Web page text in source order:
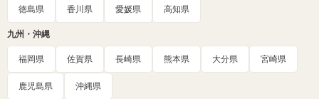
徳島県 香川県 愛媛県 高知県
九州・沖縄
福岡県 佐賀県 長崎県 熊本県 大分県 宮崎県
鹿児島県 沖縄県